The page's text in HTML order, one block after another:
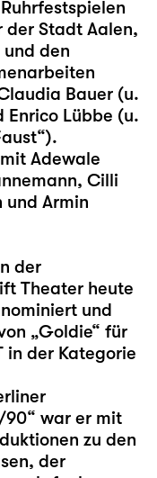
der Stadt Aalen,
den
Bauer (u.
Enrico Lübbe (u.
Adewale
Cilli
und Armin
der
Theater heute
und
„Goldie“ für
in der Kategorie
war er mit
zu den
der